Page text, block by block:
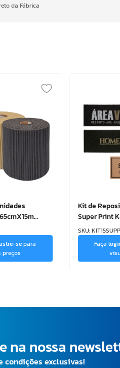
da Fábrica
se para
preços
Kit de
Super Print
unidades
SKU:
Faça
na nossa
condições exclusivas!